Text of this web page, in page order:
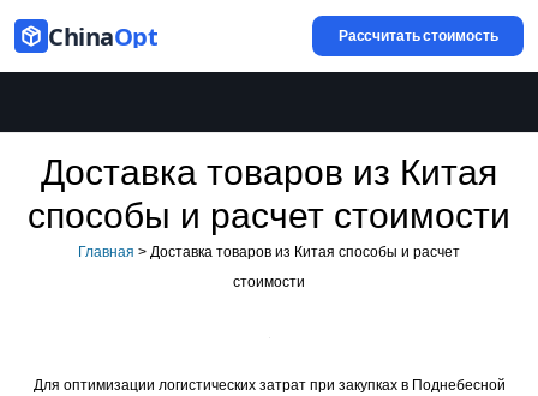
ChinaOpt Рассчитать стоимость
Доставка товаров из Китая
способы и расчет стоимости
Главная > Доставка товаров из Китая способы и расчет
стоимости
Для оптимизации логистических затрат при закупках в Поднебесной